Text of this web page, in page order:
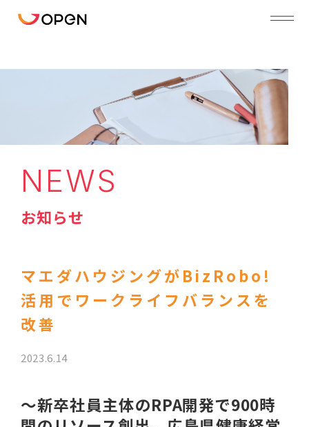
NEWS
お知らせ
マエダハウジングがBizRobo!
活用でワークライフバランスを
改善
2023.6.14
～新卒社員主体のRPA開発で900時